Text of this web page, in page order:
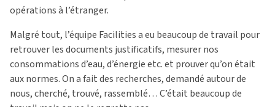
opérations à l’étranger.
Malgré tout, l’équipe Facilities a eu beaucoup de travail pour
retrouver les documents justificatifs, mesurer nos
consommations d’eau, d’énergie etc. et prouver qu’on était
aux normes. On a fait des recherches, demandé autour de
nous, cherché, trouvé, rassemblé… C’était beaucoup de